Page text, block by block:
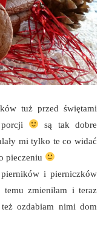
tuż przed świętami
są tak dobre
mi tylko te co widać
pieczeniu
i pierniczków
zmieniłam i teraz
ozdabiam nimi dom